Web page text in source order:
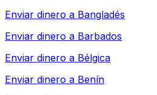
Enviar dinero a Bangladés
Enviar dinero a Barbados
Enviar dinero a Bélgica
Enviar dinero a Benín